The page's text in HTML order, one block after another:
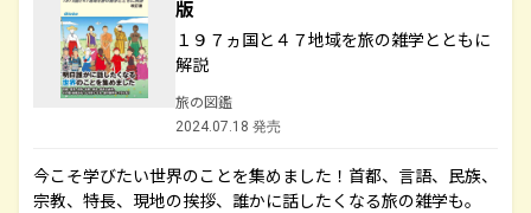
版
１９７ヵ国と４７地域を旅の雑学とともに
解説
旅の図鑑
2024.07.18 発売
今こそ学びたい世界のことを集めました！首都、言語、民族、
宗教、特長、現地の挨拶、誰かに話したくなる旅の雑学も。